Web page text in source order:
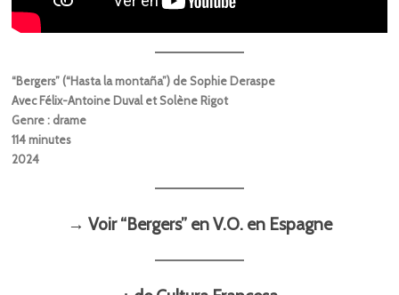
“Bergers” (“Hasta la montaña”) de Sophie Deraspe
Avec Félix-Antoine Duval et Solène Rigot
Genre : drame
114 minutes
2024
→ Voir “Bergers” en V.O. en Espagne